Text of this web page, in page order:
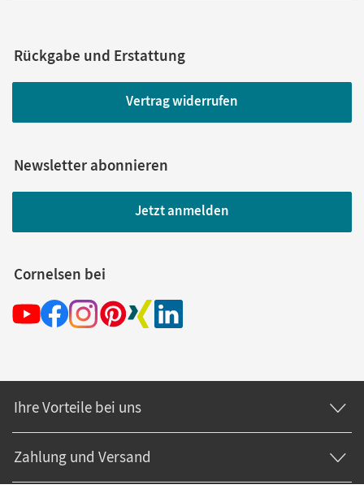
Rückgabe und Erstattung
Vertrag widerrufen
Newsletter abonnieren
Jetzt anmelden
Cornelsen bei
Ihre Vorteile bei uns
Zahlung und Versand